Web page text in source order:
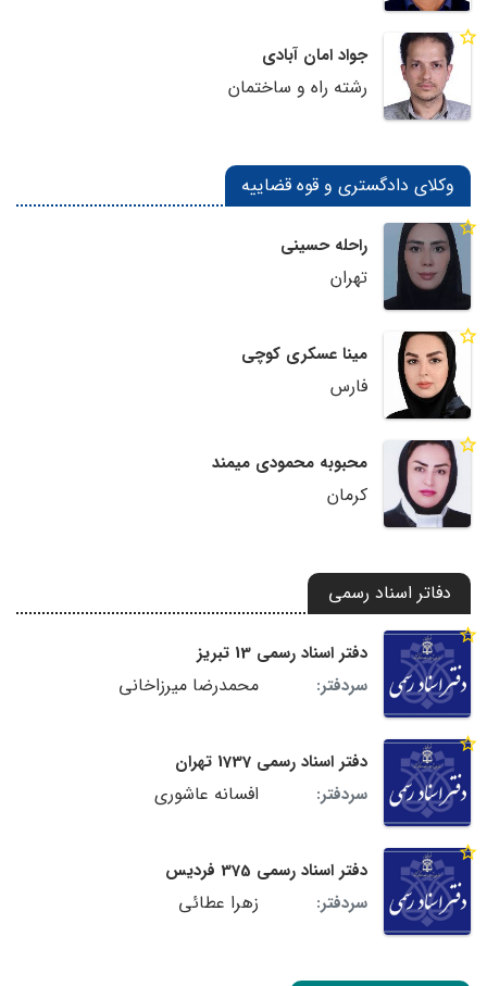
جواد امان آبادی
رشته راه و ساختمان
وکلای دادگستری و قوه قضاییه
راحله حسینی
تهران
مینا عسکری کوچی
فارس
محبوبه محمودی میمند
کرمان
دفاتر اسناد رسمی
دفتر اسناد رسمی 13 تبریز
سردفتر:
محمدرضا میرزاخانی
دفتر اسناد رسمی 1737 تهران
سردفتر:
افسانه عاشوری
دفتر اسناد رسمی 375 فردیس
سردفتر:
زهرا عطائی